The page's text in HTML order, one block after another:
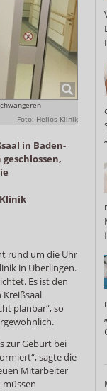
Foto: Helios-Klinik
in Baden-
rund um die Uhr
in Überlingen.
Es ist den
Kreißsaal
planbar“, so
zur Geburt bei
sagte die
Mitarbeiter
müssen